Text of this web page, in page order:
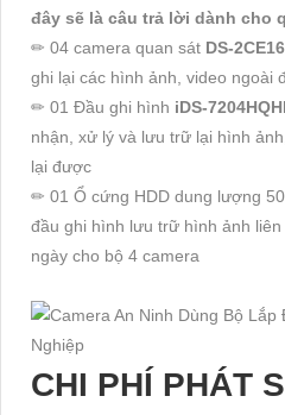
đây sẽ là câu trả lời dành cho
✏ 04 camera quan sát DS-
ghi lại các hình ảnh, video ngoài
✏ 01 Đầu ghi hình iDS-
nhận, xử lý và lưu trữ lại hình
lại được
✏ 01 Ổ cứng HDD dung lượng
đầu ghi hình lưu trữ hình ảnh
ngày cho bộ 4 camera
CHI PHÍ PHÁT